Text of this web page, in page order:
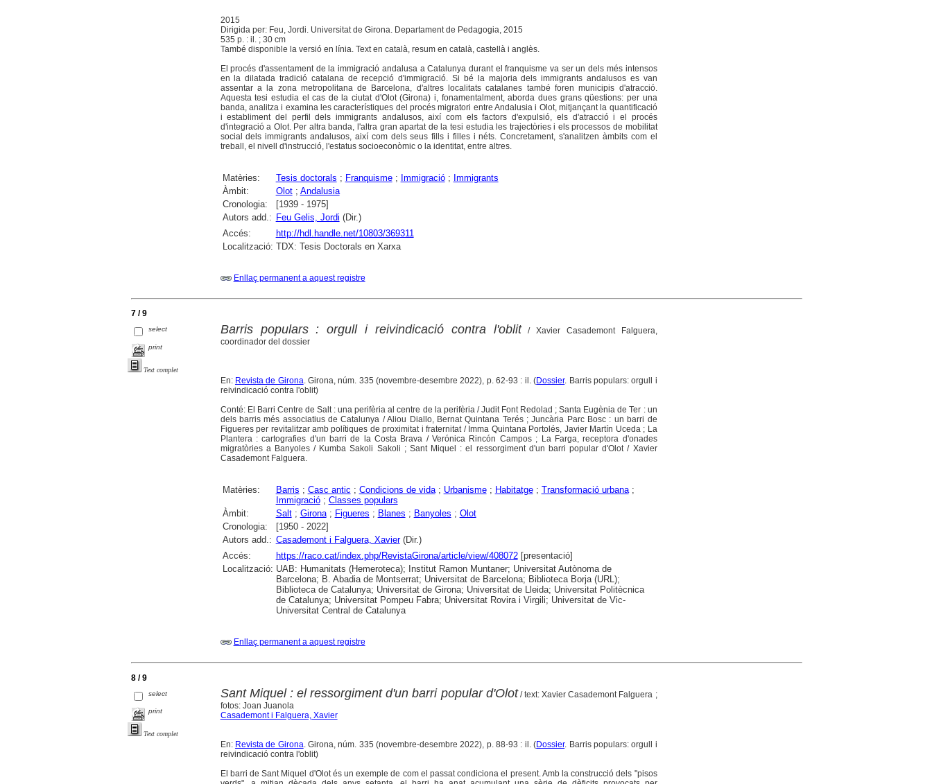
2015
Dirigida per: Feu, Jordi. Universitat de Girona. Departament de Pedagogia, 2015
535 p. : il. ; 30 cm
També disponible la versió en línia. Text en català, resum en català, castellà i anglès.
El procés d'assentament de la immigració andalusa a Catalunya durant el franquisme va ser un dels més intensos
en la dilatada tradició catalana de recepció d'immigració. Si bé la majoria dels immigrants andalusos es van
assentar a la zona metropolitana de Barcelona, d'altres localitats catalanes també foren municipis d'atracció.
Aquesta tesi estudia el cas de la ciutat d'Olot (Girona) i, fonamentalment, aborda dues grans qüestions: per una
banda, analitza i examina les característiques del procés migratori entre Andalusia i Olot, mitjançant la quantificació
i establiment del perfil dels immigrants andalusos, així com els factors d'expulsió, els d'atracció i el procés
d'integració a Olot. Per altra banda, l'altra gran apartat de la tesi estudia les trajectòries i els processos de mobilitat
social dels immigrants andalusos, així com dels seus fills i filles i néts. Concretament, s'analitzen àmbits com el
treball, el nivell d'instrucció, l'estatus socioeconòmic o la identitat, entre altres.
Matèries: Tesis doctorals ; Franquisme; Immigració; Immigrants
Àmbit:
Olot; Andalusia
Cronologia:
[1939 - 1975]
Autors add.: Feu Gelis, Jordi (Dir.)
Accés:
http://hdl.handle.net/10803/369311
Localització: TDX: Tesis Doctorals en Xarxa
Enllaç permanent a aquest registre
7 / 9
select
print
Text complet
Barris populars : orgull i reivindicació contra l'oblit/ Xavier Casademont Falguera,
coordinador del dossier
En: Revista de Girona . Girona, núm. 335 (novembre-desembre 2022), p. 62-93 : il. (Dossier. Barris populars: orgull i
reivindicació contra l'oblit)
Conté: El Barri Centre de Salt : una perifèria al centre de la perifèria / Judit Font Redolad ; Santa Eugènia de Ter : un
dels barris més associatius de Catalunya / Aliou Diallo, Bernat Quintana Terés ; Juncària Parc Bosc : un barri de
Figueres per revitalitzar amb polítiques de proximitat i fraternitat / Imma Quintana Portolés, Javier Martín Uceda ; La
Plantera : cartografies d'un barri de la Costa Brava / Verónica Rincón Campos ; La Farga, receptora d'onades
migratòries a Banyoles / Kumba Sakoli Sakoli ; Sant Miquel : el ressorgiment d'un barri popular d'Olot / Xavier
Casademont Falguera.
Matèries: Barris ; Casc antic ; Condicions de vida; Urbanisme; Habitatge; Transformació urbana;
Immigració; Classes populars
Àmbit:
Salt; Girona; Figueres ; Blanes ; Banyoles ; Olot
Cronologia:
[1950 - 2022]
Autors add.: Casademont i Falguera, Xavier(Dir.)
Accés:
https://raco.cat/index.php/RevistaGirona/article/view/408072[presentació]
Localització: UAB: Humanitats (Hemeroteca); Institut Ramon Muntaner; Universitat Autònoma de
Barcelona; B. Abadia de Montserrat; Universitat de Barcelona; Biblioteca Borja (URL);
Biblioteca de Catalunya; Universitat de Girona; Universitat de Lleida; Universitat Politècnica
de Catalunya; Universitat Pompeu Fabra; Universitat Rovira i Virgili; Universitat de Vic-
Universitat Central de Catalunya
Enllaç permanent a aquest registre
8 / 9
select
print
Text complet
Sant Miquel : el ressorgiment d'un barri popular d'Olot/ text: Xavier Casademont Falguera ;
fotos: Joan Juanola
Casademont i Falguera, Xavier
En: Revista de Girona . Girona, núm. 335 (novembre-desembre 2022), p. 88-93 : il. (Dossier. Barris populars: orgull i
reivindicació contra l'oblit)
El barri de Sant Miquel d'Olot és un exemple de com el passat condiciona el present. Amb la construcció dels "pisos